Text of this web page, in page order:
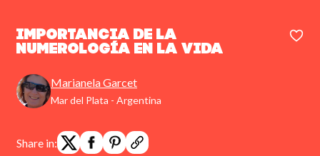
Importancia de la
Numerología en la Vida
Marianela Garcet
Mar del Plata - Argentina
Share in: